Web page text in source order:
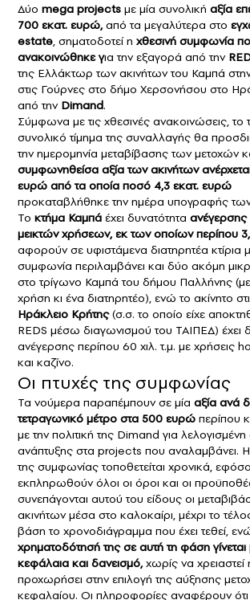
Δύο mega projects με μία συνολική αξία
700 εκατ. ευρώ,από τα μεγαλύτερα στο
estate, σηματοδοτεί η χθεσινή συμφωνία
ανακοινώθηκε για την εξαγορά από την
της Ελλάκτωρ των ακινήτων του Καμπά
στις Γούρνες στο δήμο Χερσονήσου στο
από την Dimand.
Σύμφωνα με τις χθεσινές ανακοινώσεις, το
συνολικό τίμημα της συναλλαγής θα
την ημερομηνία μεταβίβασης των μετοχών
συμφωνηθείσα αξία των ακινήτων
ευρώ από τα οποία ποσό 4,3 εκατ. ευρώ
προκαταβλήθηκε την ημέρα υπογραφής
Το κτήμα Καμπά έχει δυνατότητα ανέγερσης
μεικτών χρήσεων, εκ των οποίων περίπου
αφορούν σε υφιστάμενα διατηρητέα κτίρια
συμφωνία περιλαμβάνει και δύο ακόμη
στο τρίγωνο Καμπά του δήμου Παλλήνης (με
χρήση κι ένα διατηρητέο), ενώ το ακίνητο
Ηράκλειο Κρήτης(σ.σ. το οποίο είχε
REDS μέσω διαγωνισμού του ΤΑΙΠΕΔ) έχει
ανέγερσης περίπου 60 χιλ. τ.μ. με χρήσεις
και καζίνο.
Οι πτυχές της συμφωνίας
Τα νούμερα παραπέμπουν σε μία αξία ανά
τετραγωνικό μέτρο στα 500 ευρώ περίπου
με την πολιτική της Dimand για λελογισμένη
ανάπτυξης στα projects που αναλαμβάνει.
της συμφωνίας τοποθετείται χρονικά,
εκπληρωθούν όλοι οι όροι και οι
συνεπάγονται αυτού του είδους οι
ακινήτων μέσα στο καλοκαίρι, μέχρι το
βάση το χρονοδιάγραμμα που έχει τεθεί,
χρηματοδότησή της σε αυτή τη φάση γίνεται
κεφάλαια και δανεισμό,χωρίς να χρειαστεί
προχωρήσει στην επιλογή της αύξησης
κεφαλαίου. Οι πληροφορίες αναφέρουν ότι